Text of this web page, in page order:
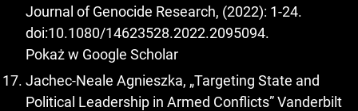
Journal of Genocide Research, (2022): 1-24.
doi:10.1080/14623528.2022.2095094.
Pokaż w Google Scholar
Jachec-Neale Agnieszka, „Targeting State and
Political Leadership in Armed Conflicts” Vanderbilt